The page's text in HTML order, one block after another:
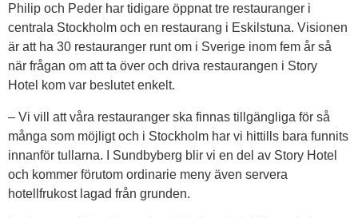
Philip och Peder har tidigare öppnat tre restauranger i
centrala Stockholm och en restaurang i Eskilstuna. Visionen
är att ha 30 restauranger runt om i Sverige inom fem år så
när frågan om att ta över och driva restaurangen i Story
Hotel kom var beslutet enkelt.
– Vi vill att våra restauranger ska finnas tillgängliga för så
många som möjligt och i Stockholm har vi hittills bara funnits
innanför tullarna. I Sundbyberg blir vi en del av Story Hotel
och kommer förutom ordinarie meny även servera
hotellfrukost lagad från grunden.